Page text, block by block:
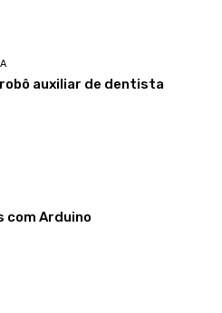
robô auxiliar de dentista
com Arduino